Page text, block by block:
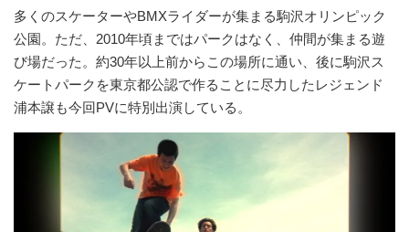
多くのスケーターやBMXライダーが集まる駒沢オリンピック
公園。ただ、2010年頃まではパークはなく、仲間が集まる遊
び場だった。約30年以上前からこの場所に通い、後に駒沢ス
ケートパークを東京都公認で作ることに尽力したレジェンド
浦本譲も今回PVに特別出演している。